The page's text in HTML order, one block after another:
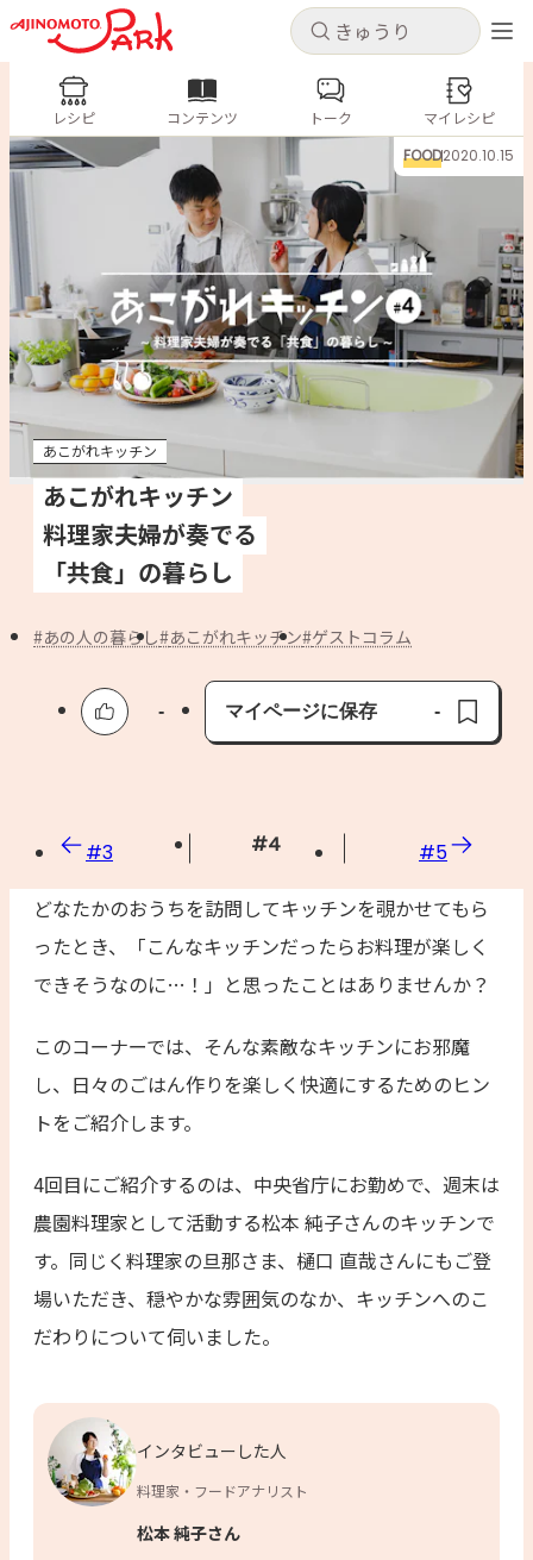
キャンセル
ログインするとレシピを保存できます
ログイン 新規登録
ホーム
コンテンツ
レシピ
トーク
よくあるお問い合わせ
キャンセル
レシピ コンテンツ
人気の食材・レシピ
きゅうり なす トマト
とうもろこし
ピーマン
みょうが ゴーヤ
レシピ コンテンツ トーク マイレシピ
あこがれキッチン
あこがれキッチン
料理家夫婦が奏でる
「共食」の暮らし
あの人の暮らし あこがれキッチン ゲストコラム
-
マイページに保存
保存済み
-
FOOD2020.10.15
#3 #4 #5
どなたかのおうちを訪問してキッチンを覗かせてもら
ったとき、「こんなキッチンだったらお料理が楽しく
できそうなのに…！」と思ったことはありませんか？
このコーナーでは、そんな素敵なキッチンにお邪魔
し、日々のごはん作りを楽しく快適にするためのヒン
トをご紹介します。
4回目にご紹介するのは、中央省庁にお勤めで、週末は
農園料理家として活動する松本 純子さんのキッチンで
す。同じく料理家の旦那さま、樋口 直哉さんにもご登
場いただき、穏やかな雰囲気のなか、キッチンへのこ
だわりについて伺いました。
インタビューした人
料理家・フードアナリスト
松本 純子さん